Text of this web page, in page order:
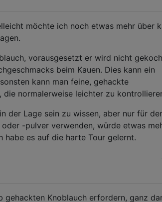
möchte ich noch etwas mehr über
vorausgesetzt er wird nicht
beim Kauen. Dies kann ein
kann man feine, gehackte
normalerweise leichter zu
der Lage sein zu wissen, aber nur für
-pulver verwenden, würde etwas
habe es auf die harte Tour gelernt.
gehackten Knoblauch erfordern, ganz